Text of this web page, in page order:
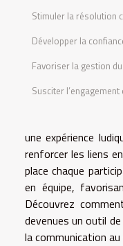
Stimuler la résolution
Développer la
Favoriser la gestion
Susciter
une expérience
renforcer les liens
place chaque
en équipe,
Découvrez
devenues un outil
la communication